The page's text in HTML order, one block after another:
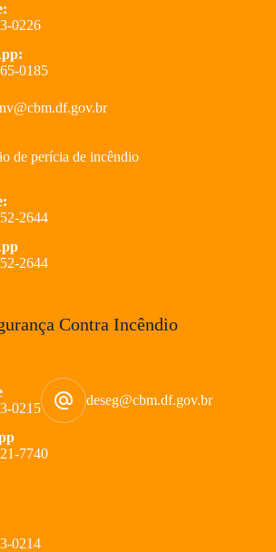
0226
0185
de perícia de incêndio
2644
2644
Contra Incêndio
0215
deseg@cbm.df.gov.br
7740
0214